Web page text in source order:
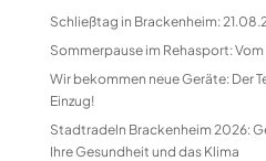
Schließtag in Brackenheim:
Sommerpause im Rehasport: Vom
Wir bekommen neue Geräte: Der
Einzug!
Stadtradeln Brackenheim 2026:
Ihre Gesundheit und das Klima